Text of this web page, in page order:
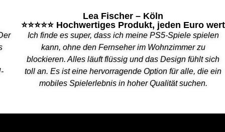
Lea Fischer – Köln
⭐⭐⭐⭐⭐ Hochwertiges Produkt, jeden Euro wert
Ich finde es super, dass ich meine PS5-Spiele spielen
kann, ohne den Fernseher im Wohnzimmer zu
blockieren. Alles läuft flüssig und das Design fühlt sich
toll an. Es ist eine hervorragende Option für alle, die ein
mobiles Spielerlebnis in hoher Qualität suchen.